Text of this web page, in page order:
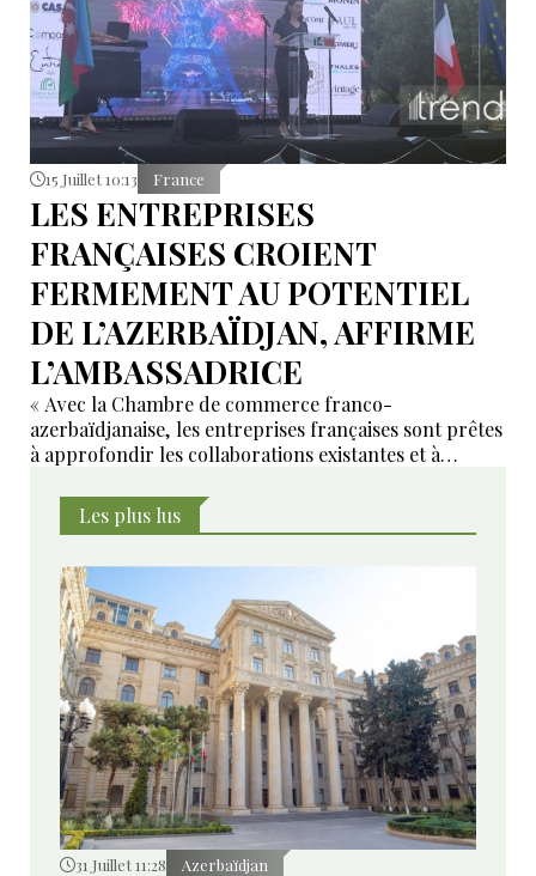
15 Juillet 10:13 France
LES ENTREPRISES
FRANÇAISES CROIENT
FERMEMENT AU POTENTIEL
DE L’AZERBAÏDJAN, AFFIRME
L’AMBASSADRICE
« Avec la Chambre de commerce franco-
azerbaïdjanaise, les entreprises françaises sont prêtes
à approfondir les collaborations existantes et à
Les plus lus
31 Juillet 11:28 Azerbaïdjan